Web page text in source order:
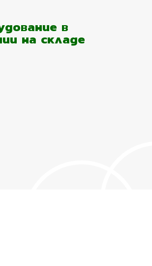
в
на складе